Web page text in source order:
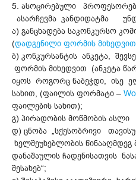
5. ასოცირებული
ასარჩევმა კანდიდატმა
ა) განცხადება საკონკურსო
(დადგენილი ფორმის მიხედვით
ბ) კონკურსანტის ანკეტა,
ფორმის მიხედვით (ანკეტა
იყოს როგორც ნაბეჭდი, ისე
სახით, (ფაილის ფორმატი –
ფაილების სახით);
გ) პირადობის მოწმობის ასლი
დ) ცნობა „სქესობრივი
ხელშეუხებლობის
დანაშაულის ჩადენისათვის
შესახებ“;